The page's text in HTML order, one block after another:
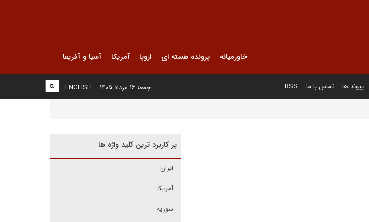
خاورمیانه پرونده هسته ای اروپا آمریکا آسیا و آفریقا
پیوند ها تماس با ما RSS
ENGLISH جمعه ۱۶ مرداد ۱۴۰۵
پر کاربرد ترین کلید واژه ها
ایران
آمریکا
سوریه